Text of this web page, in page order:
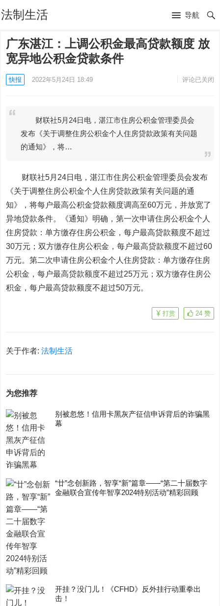
法制生活 导航
广东湛江：上调公积金最高贷款额度 放
宽异地公积金贷款条件
快报 2022年5月24日 18:49 评论已关闭
财联社5月24日电，湛江市住房公积金管理委员会
发布《关于调整住房公积金个人住房贷款政策有关问题
的通知》，将…
财联社5月24日电，湛江市住房公积金管理委员会发布
《关于调整住房公积金个人住房贷款政策有关问题的通
知》，将每户最高公积金贷款额度调高至60万元，并放宽了
异地贷款条件。《通知》明确，第一次申请住房公积金个人
住房贷款：单方缴存住房公积金，每户最高贷款额度不超过
30万元；双方缴存住房公积金，每户最高贷款额度不超过60
万元。第二次申请住房公积金个人住房贷款：单方缴存住房
公积金，每户最高贷款额度不超过25万元；双方缴存住房公
积金，每户最高贷款额度不超过50万元。
24 赞
打赏
关于作者:法制生活
为您推荐
别被忽悠！信用卡黑灰产征信申诉背后的诈骗黑
幕
“廿”念创新路，智享“新”篇章——“第二十届数字
金融联合宣传年智享2024特别活动”精彩回顾
开挂？没门儿！《CFHD》反外挂行动重拳出
击！